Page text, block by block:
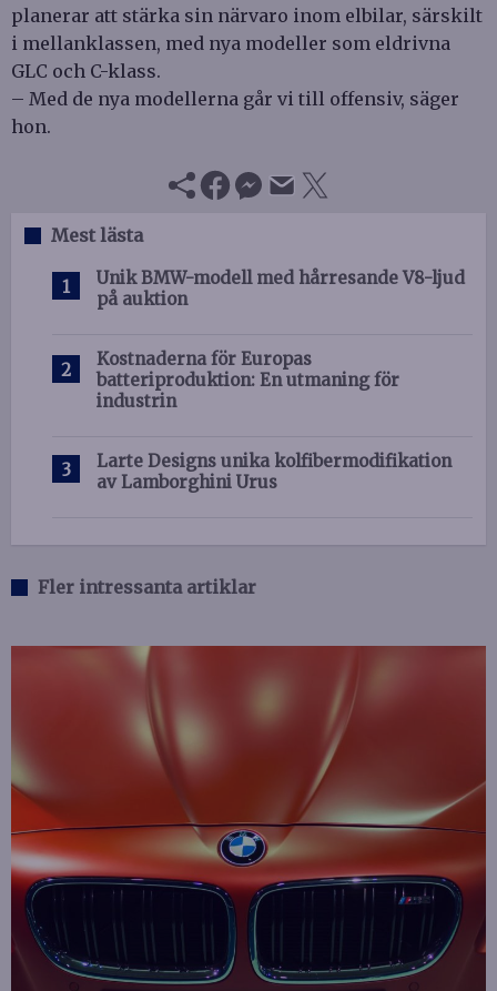
planerar att stärka sin närvaro inom elbilar, särskilt
i mellanklassen, med nya modeller som eldrivna
GLC och C-klass.
– Med de nya modellerna går vi till offensiv, säger
hon.
Mest lästa
Unik BMW-modell med hårresande V8-ljud
på auktion
Kostnaderna för Europas
batteriproduktion: En utmaning för
industrin
Larte Designs unika kolfibermodifikation
av Lamborghini Urus
Fler intressanta artiklar